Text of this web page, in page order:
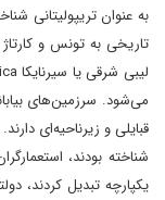
به عنوان تریپولیتانی
می‌شود. سرزمین‌های
قبایلی و زیرناحیه‌ای
شناخته بودند،
یکپارچه تبدیل کردند،